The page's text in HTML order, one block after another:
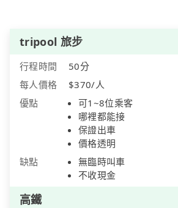
tripool 旅步
行程時間
50分
每人價格
$370/人
優點
可1~8位乘客
哪裡都能接
保證出車
價格透明
缺點
無臨時叫車
不收現金
高鐵